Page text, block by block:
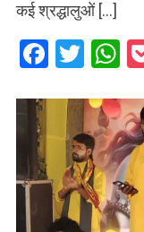
कई श्रद्धालुओं […]